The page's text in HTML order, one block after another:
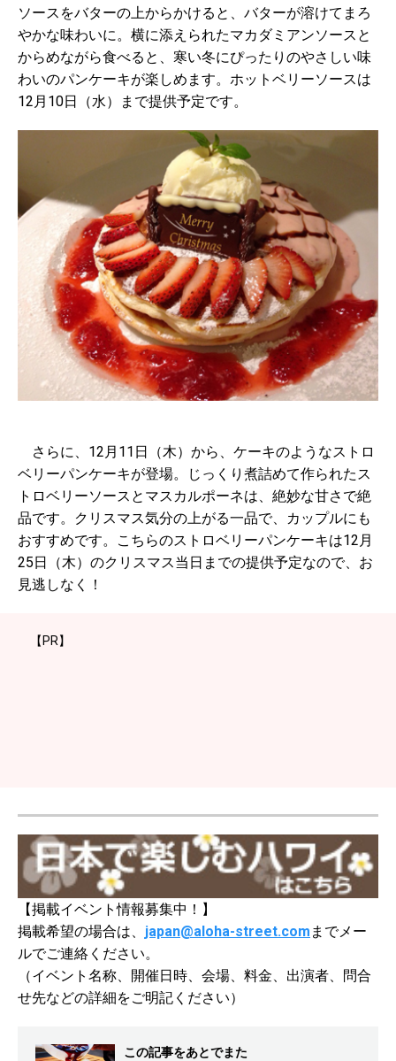
ソースをバターの上からかけると、バターが溶けてまろ
やかな味わいに。横に添えられたマカダミアンソースと
からめながら食べると、寒い冬にぴったりのやさしい味
わいのパンケーキが楽しめます。ホットベリーソースは
12月10日（水）まで提供予定です。
さらに、12月11日（木）から、ケーキのようなストロ
ベリーパンケーキが登場。じっくり煮詰めて作られたス
トロベリーソースとマスカルポーネは、絶妙な甘さで絶
品です。クリスマス気分の上がる一品で、カップルにも
おすすめです。こちらのストロベリーパンケーキは12月
25日（木）のクリスマス当日までの提供予定なので、お
見逃しなく！
【PR】
【掲載イベント情報募集中！】
掲載希望の場合は、 japan@aloha-street.com までメー
ルでご連絡ください。
（イベント名称、開催日時、会場、料金、出演者、問合
せ先などの詳細をご明記ください）
この記事をあとでまた